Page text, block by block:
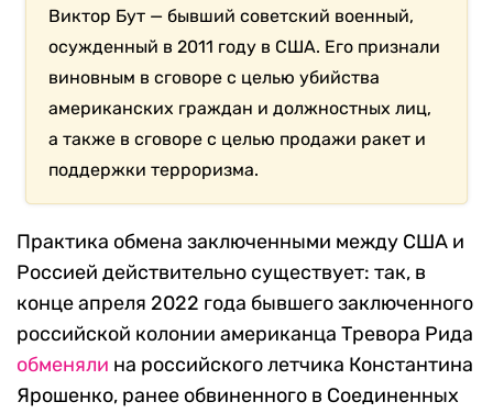
Виктор Бут — бывший советский военный,
осужденный в 2011 году в США. Его признали
виновным в сговоре с целью убийства
американских граждан и должностных лиц,
а также в сговоре с целью продажи ракет и
поддержки терроризма.
Практика обмена заключенными между США и
Россией действительно существует: так, в
конце апреля 2022 года бывшего заключенного
российской колонии американца Тревора Рида
обменяли на российского летчика Константина
Ярошенко, ранее обвиненного в Соединенных